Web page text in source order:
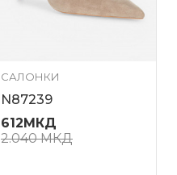
САЛОНКИ
N87239
612МКД
2.040МКД